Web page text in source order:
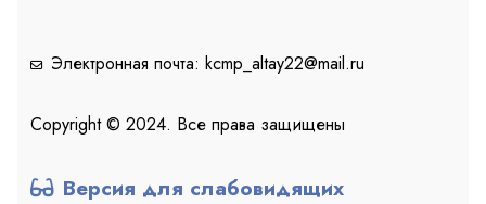
Электронная почта: kcmp_altay22@mail.ru
Copyright © 2024. Все права защищены
Версия для слабовидящих